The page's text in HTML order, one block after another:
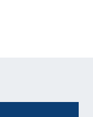
- Apertura in
nuova finestra
di posta
meno